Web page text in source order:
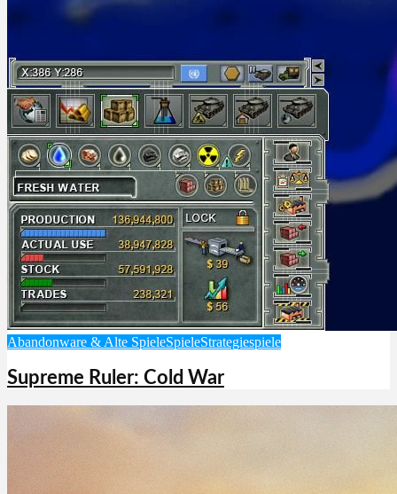
Abandonware & Alte SpieleSpieleStrategiespiele
Supreme Ruler: Cold War